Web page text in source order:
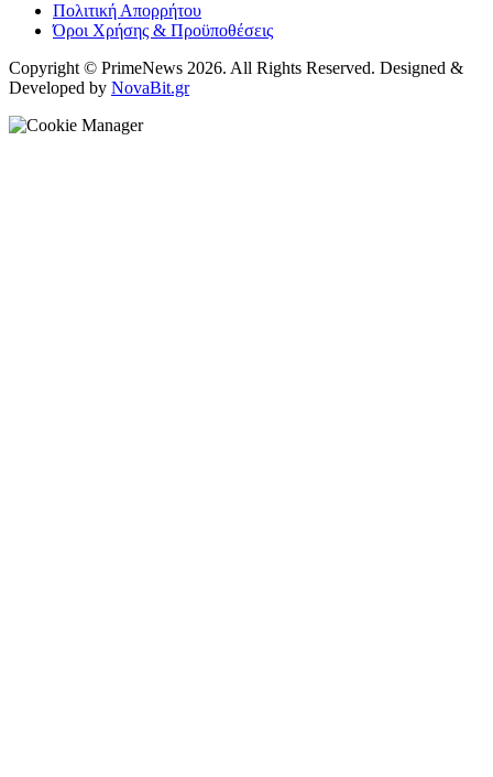
Πολιτική Απορρήτου
Όροι Χρήσης & Προϋποθέσεις
Copyright © PrimeNews 2026. All Rights Reserved. Designed &
Developed by NovaBit.gr